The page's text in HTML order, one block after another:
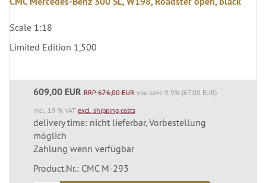
Scale 1:18
Limited Edition 1,500
609,00 EUR RRP 676,00 EUR you save 9.9% (67,00 EUR)
incl. 19 % VAT excl. shipping costs
delivery time: nicht lieferbar, Vorbestellung
möglich
Zahlung wenn verfügbar
Product.Nr.: CMC M-293